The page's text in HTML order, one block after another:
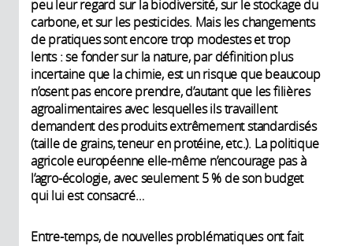
peu leur regard sur la biodiversité, sur le stockage du
carbone, et sur les pesticides. Mais les changements
de pratiques sont encore trop modestes et trop
lents : se fonder sur la nature, par définition plus
incertaine que la chimie, est un risque que beaucoup
n’osent pas encore prendre, d’autant que les filières
agroalimentaires avec lesquelles ils travaillent
demandent des produits extrêmement standardisés
(taille de grains, teneur en protéine, etc.). La politique
agricole européenne elle-même n’encourage pas à
l’agro-écologie, avec seulement 5 % de son budget
qui lui est consacré…
Entre-temps, de nouvelles problématiques ont fait